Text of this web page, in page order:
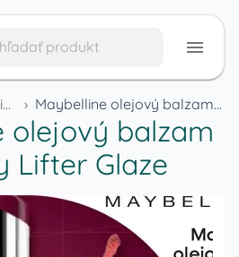
Kozmetika a hygienické potreby › Maybelline olejový balzam na pery Lifter Glaze
olejový balzam
Lifter Glaze